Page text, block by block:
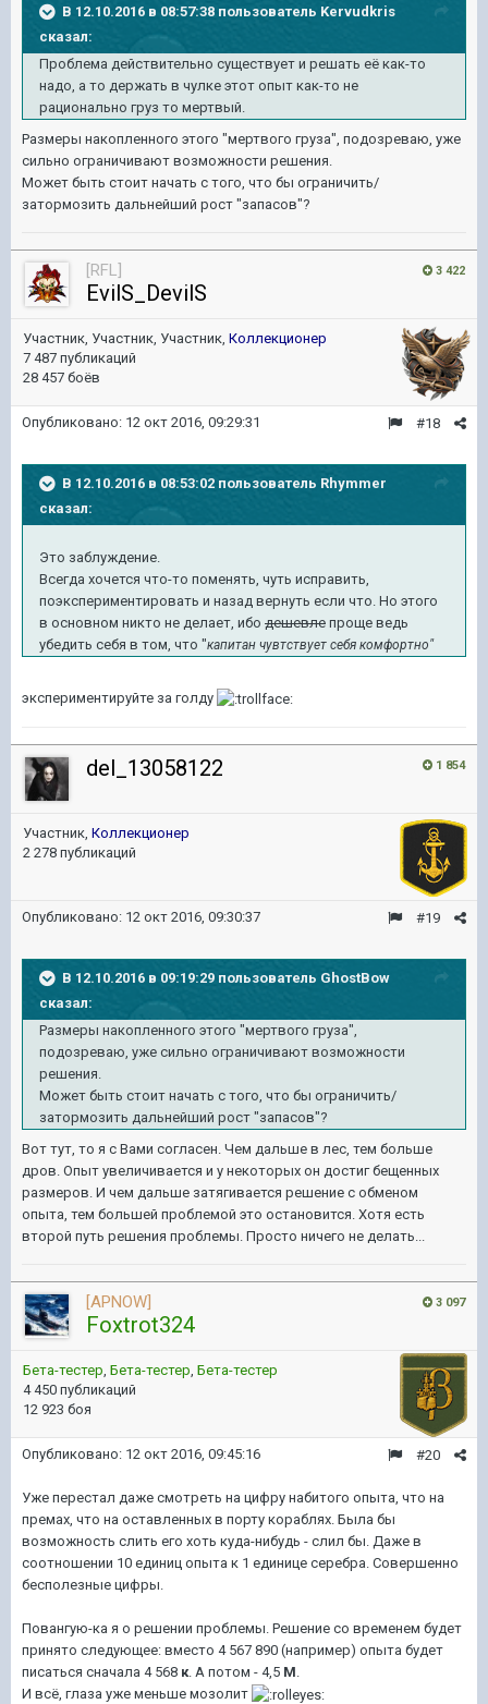
В 12.10.2016 в 08:57:38 пользователь Kervudkris
сказал:
Проблема действительно существует и решать её как-то
надо, а то держать в чулке этот опыт как-то не
рационально груз то мертвый.
Размеры накопленного этого "мертвого груза", подозреваю, уже
сильно ограничивают возможности решения.
Может быть стоит начать с того, что бы ограничить/
затормозить дальнейший рост "запасов"?
3 422
[RFL]
EvilS_DevilS
Участник, Участник, Участник, Коллекционер
7 487 публикаций
28 457 боёв
#18
Опубликовано: 12 окт 2016, 09:29:31
В 12.10.2016 в 08:53:02 пользователь Rhymmer
сказал:
Это заблуждение.
Всегда хочется что-то поменять, чуть исправить,
поэкспериментировать и назад вернуть если что. Но этого
в основном никто не делает, ибо дешевле проще ведь
убедить себя в том, что "капитан чувтствует себя комфортно"
экспериментируйте за голду
1 854
del_13058122
Участник, Коллекционер
2 278 публикаций
#19
Опубликовано: 12 окт 2016, 09:30:37
В 12.10.2016 в 09:19:29 пользователь GhostBow
сказал:
Размеры накопленного этого "мертвого груза",
подозреваю, уже сильно ограничивают возможности
решения.
Может быть стоит начать с того, что бы ограничить/
затормозить дальнейший рост "запасов"?
Вот тут, то я с Вами согласен. Чем дальше в лес, тем больше
дров. Опыт увеличивается и у некоторых он достиг бещенных
размеров. И чем дальше затягивается решение с обменом
опыта, тем большей проблемой это остановится. Хотя есть
второй путь решения проблемы. Просто ничего не делать...
3 097
[APNOW]
Foxtrot324
Бета-тестер, Бета-тестер, Бета-тестер
4 450 публикаций
12 923 боя
#20
Опубликовано: 12 окт 2016, 09:45:16
Уже перестал даже смотреть на цифру набитого опыта, что на
премах, что на оставленных в порту кораблях. Была бы
возможность слить его хоть куда-нибудь - слил бы. Даже в
соотношении 10 единиц опыта к 1 единице серебра. Совершенно
бесполезные цифры.
Повангую-ка я о решении проблемы. Решение со временем будет
принято следующее: вместо 4 567 890 (например) опыта будет
писаться сначала 4 568 к. А потом - 4,5 М.
И всё, глаза уже меньше мозолит